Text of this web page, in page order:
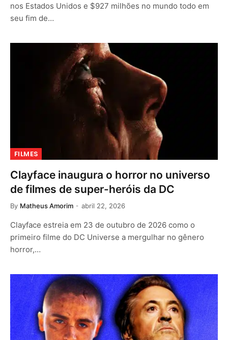
nos Estados Unidos e $927 milhões no mundo todo em
seu fim de…
FILMES
Clayface inaugura o horror no universo
de filmes de super-heróis da DC
By Matheus Amorim abril 22, 2026
Clayface estreia em 23 de outubro de 2026 como o
primeiro filme do DC Universe a mergulhar no gênero
horror,…